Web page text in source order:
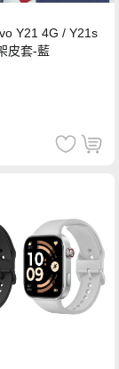
Y21 4G / Y21s
皮套-藍